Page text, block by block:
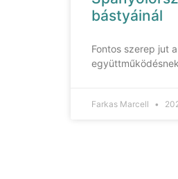
bástyáinál
Fontos szerep jut
Farkas Marcell